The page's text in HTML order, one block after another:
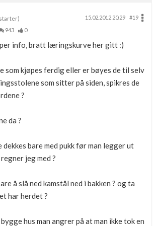
15.02.2012 20.29
#19
943
0
info, bratt læringskurve her gitt :)
som kjøpes ferdig eller er bøyes de til selv
som sitter på siden, spikres de
?
da ?
bare med pukk før man legger ut
jeg med ?
å slå ned kamstål ned i bakken ? og ta
har herdet ?
hus man angrer på at man ikke tok en